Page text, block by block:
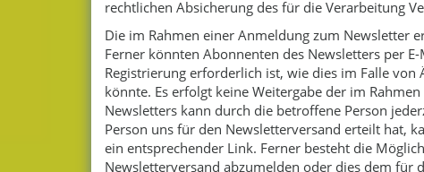
rechtlichen Absicherung des für die Verarbeitung
Die im Rahmen einer Anmeldung zum Newsletter
Ferner könnten Abonnenten des Newsletters per
Registrierung erforderlich ist, wie dies im Falle
könnte. Es erfolgt keine Weitergabe der im
Newsletters kann durch die betroffene Person
Person uns für den Newsletterversand erteilt hat,
ein entsprechender Link. Ferner besteht die
Newsletterversand abzumelden oder dies dem für